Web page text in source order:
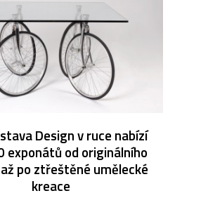
Design v ruce nabízí
exponátů od originálního
po ztřeštěné umělecké
kreace